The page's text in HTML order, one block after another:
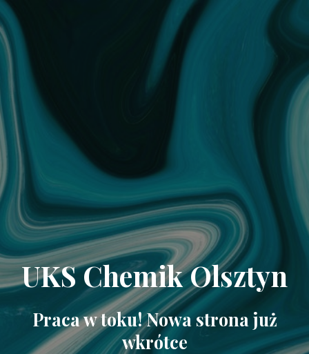
UKS Chemik Olsztyn
Praca w toku! Nowa strona już
wkrótce